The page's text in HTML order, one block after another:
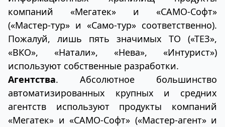
компаний «Мегатек» и «САМО-Софт»
(«Мастер-тур» и «Само-тур» соответственно).
Пожалуй, лишь пять значимых ТО («ТЕЗ»,
«ВКО», «Натали», «Нева», «Интурист»)
используют собственные разработки.
Агентства. Абсолютное большинство
автоматизированных крупных и средних
агентств используют продукты компаний
«Мегатек» и «САМО-Софт» («Мастер-агент» и